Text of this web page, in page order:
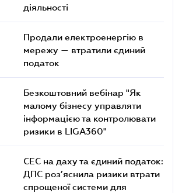
діяльності
Продали електроенергію в
мережу — втратили єдиний
податок
Безкоштовний вебінар "Як
малому бізнесу управляти
інформацією та контролювати
ризики в LIGA360"
СЕС на даху та єдиний податок:
ДПС роз’яснила ризики втрати
спрощеної системи для